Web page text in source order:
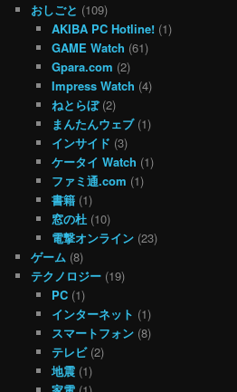
おしごと (109)
AKIBA PC Hotline!(1)
GAME Watch (61)
Gpara.com (2)
Impress Watch (4)
ねとらぼ(2)
まんたんウェブ(1)
インサイド (3)
ケータイ Watch (1)
ファミ通.com (1)
書籍(1)
窓の杜(10)
電撃オンライン(23)
ゲーム (8)
テクノロジー (19)
PC(1)
インターネット (1)
スマートフォン(8)
テレビ(2)
地震(1)